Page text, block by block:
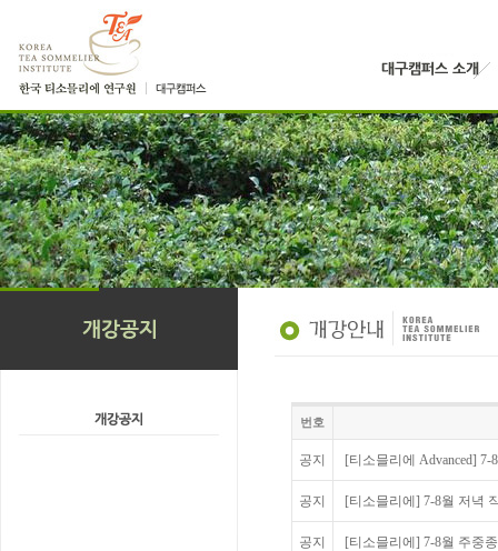
번호
공지 [티소믈리에 Advanced]
공지 [티소믈리에] 7-8월 저녁
공지 [티소믈리에] 7-8월 주중